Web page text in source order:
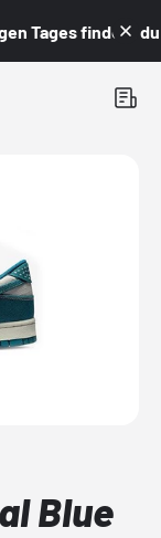
Tages findest du
Blue